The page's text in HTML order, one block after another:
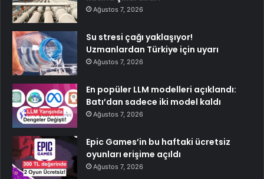
Ağustos 7, 2026
Su stresi çağı yaklaşıyor!
Uzmanlardan Türkiye için uyarı
Ağustos 7, 2026
En popüler LLM modelleri açıklandı:
Batı’dan sadece iki model kaldı
Ağustos 7, 2026
Epic Games’in bu haftaki ücretsiz
oyunları erişime açıldı
Ağustos 7, 2026